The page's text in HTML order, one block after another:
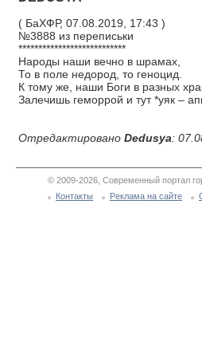
( БаХФР, 07.08.2019, 17:43 )
№3888 из переписьки
***************************
Народы наши вечно в шрамах,
То в поле недород, то геноцид.
К тому же, наши Боги в разных
Залечишь геморрой и тут *уяк –
Отредактировано Dedusya:
© 2009-2026, Современный портал
Контакты
Реклама на сайте